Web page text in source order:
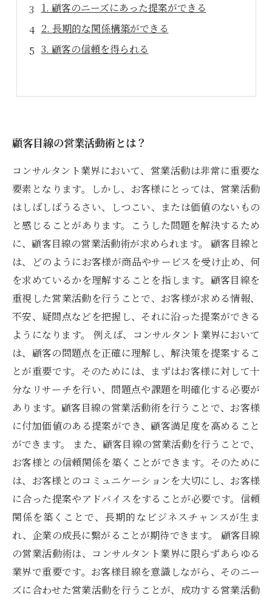
1. 顧客のニーズにあった提案ができる
2. 長期的な関係構築ができる
3. 顧客の信頼を得られる
顧客目線の営業活動術とは？
コンサルタント業界において、営業活動は非常に重要な
要素となります。しかし、お客様にとっては、営業活動
はしばしばうるさい、しつこい、または価値のないもの
と感じることがあります。こうした問題を解決するため
に、顧客目線の営業活動術が求められます。 顧客目線と
は、どのようにお客様が商品やサービスを受け止め、何
を求めているかを理解することを指します。顧客目線を
重視した営業活動を行うことで、お客様が求める情報、
不安、疑問点などを把握し、それに沿った提案ができる
ようになります。 例えば、コンサルタント業界において
は、顧客の問題点を正確に理解し、解決策を提案するこ
とが重要です。そのためには、まずはお客様に対して十
分なリサーチを行い、問題点や課題を明確化する必要が
あります。顧客目線の営業活動術を行うことで、お客様
に付加価値のある提案ができ、顧客満足度を高めること
ができます。 また、顧客目線の営業活動を行うことで、
お客様との信頼関係を築くことができます。そのために
は、お客様とのコミュニケーションを大切にし、お客様
に合った提案やアドバイスをすることが必要です。信頼
関係を築くことで、長期的なビジネスチャンスが生ま
れ、企業の成長に繋がることが期待できます。 顧客目線
の営業活動術は、コンサルタント業界に限らずあらゆる
業界で重要です。お客様目線を意識しながら、そのニー
ズに合わせた営業活動を行うことが、成功する営業活動